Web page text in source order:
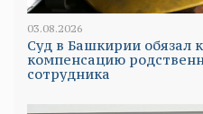
03.08.2026
Суд в Башкирии обязал
компенсацию
сотрудника